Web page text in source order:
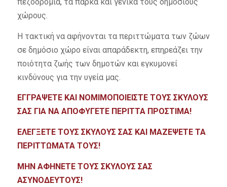
χώρους.
Η τακτική να αφήνονται τα περιττώματα των ζώων
σε δημόσιο χώρο είναι απαράδεκτη, επηρεάζει την
ποιότητα ζωής των δημοτών και εγκυμονεί
κινδύνους για την υγεία μας.
ΕΓΓΡΑΨΕΤΕ ΚΑΙ ΝΟΜΙΜΟΠΟΙΕΙΣΤΕ ΤΟΥΣ ΣΚΥΛΟΥΣ
ΣΑΣ ΓΙΑ ΝΑ ΑΠΟΦΥΓΕΤΕ ΠΕΡΙΤΤΑ ΠΡΟΣΤΙΜΑ!
ΕΛΕΓΞΕΤΕ ΤΟΥΣ ΣΚΥΛΟΥΣ ΣΑΣ ΚΑΙ ΜΑΖΕΨΕΤΕ ΤΑ
ΠΕΡΙΤΤΩΜΑΤΑ ΤΟΥΣ!
ΜΗΝ ΑΦΗΝΕΤΕ ΤΟΥΣ ΣΚΥΛΟΥΣ ΣΑΣ
ΑΣΥΝΟΔΕΥΤΟΥΣ!